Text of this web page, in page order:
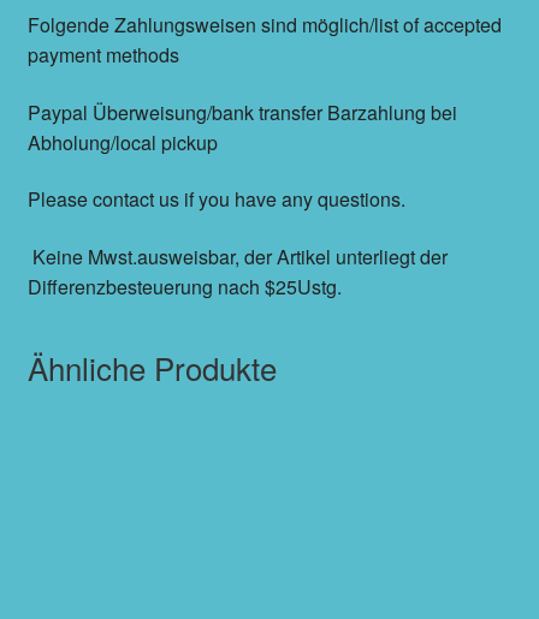
Folgende Zahlungsweisen sind möglich/list of accepted
payment methods
Paypal Überweisung/bank transfer Barzahlung bei
Abholung/local pickup
Please contact us if you have any questions.
Keine Mwst.ausweisbar, der Artikel unterliegt der
Differenzbesteuerung nach $25Ustg.
Ähnliche Produkte